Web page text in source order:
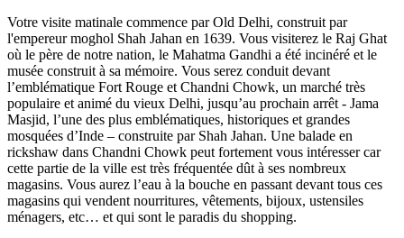
Votre visite matinale commence par Old Delhi, construit par
l'empereur moghol Shah Jahan en 1639. Vous visiterez le Raj Ghat
où le père de notre nation, le Mahatma Gandhi a été incinéré et le
musée construit à sa mémoire. Vous serez conduit devant
l’emblématique Fort Rouge et Chandni Chowk, un marché très
populaire et animé du vieux Delhi, jusqu’au prochain arrêt - Jama
Masjid, l’une des plus emblématiques, historiques et grandes
mosquées d’Inde – construite par Shah Jahan. Une balade en
rickshaw dans Chandni Chowk peut fortement vous intéresser car
cette partie de la ville est très fréquentée dût à ses nombreux
magasins. Vous aurez l’eau à la bouche en passant devant tous ces
magasins qui vendent nourritures, vêtements, bijoux, ustensiles
ménagers, etc… et qui sont le paradis du shopping.